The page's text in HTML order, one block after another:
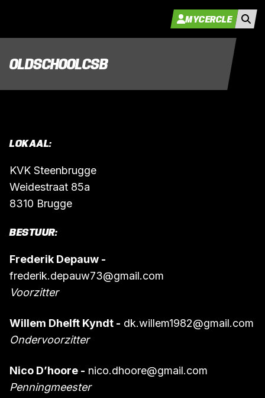
MYCERCLE
OLDSCHOOLCSB
LOKAAL:
KVK Steenbrugge
Weidestraat 85a
8310 Brugge
BESTUUR:
Frederik Depauw -
frederik.depauw73@gmail.com
Voorzitter
Willem Dhelft Kyndt - dk.willem1982@gmail.com
Ondervoorzitter
Nico D’hoore - nico.dhoore@gmail.com
Penningmeester